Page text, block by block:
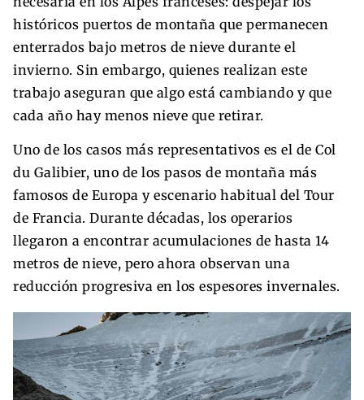
históricos puertos de montaña que permanecen
enterrados bajo metros de nieve durante el
invierno. Sin embargo, quienes realizan este
trabajo aseguran que algo está cambiando y que
cada año hay menos nieve que retirar.
Uno de los casos más representativos es el de Col
du Galibier, uno de los pasos de montaña más
famosos de Europa y escenario habitual del Tour
de Francia. Durante décadas, los operarios
llegaron a encontrar acumulaciones de hasta 14
metros de nieve, pero ahora observan una
reducción progresiva en los espesores invernales.